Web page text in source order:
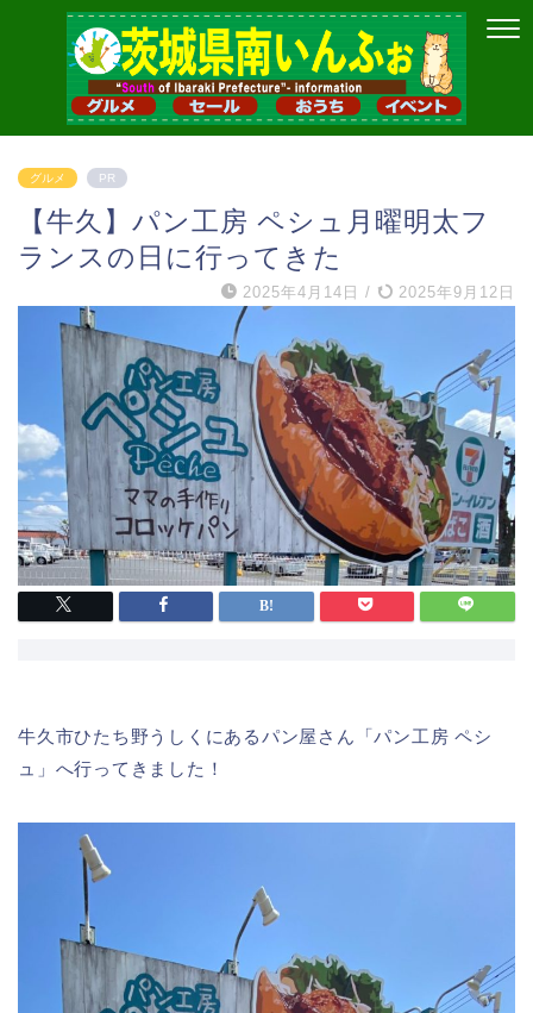
グルメ PR
【牛久】パン工房 ペシュ月曜明太フ
ランスの日に行ってきた
2025年4月14日 / 2025年9月12日
牛久市ひたち野うしくにあるパン屋さん「パン工房 ペシ
ュ」へ行ってきました！